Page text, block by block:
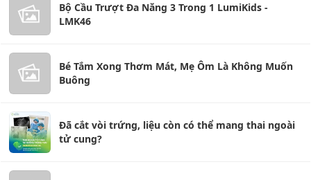
Bộ Cầu Trượt Đa Năng 3 Trong 1 LumiKids -
LMK46
Bé Tắm Xong Thơm Mát, Mẹ Ôm Là Không Muốn
Buông
Đã cắt vòi trứng, liệu còn có thể mang thai ngoài
tử cung?